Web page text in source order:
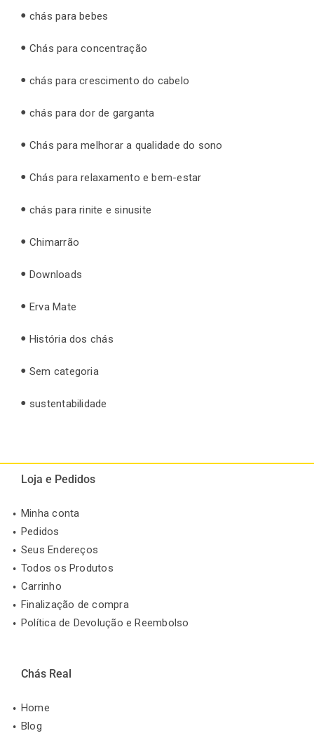
chás para bebes
Chás para concentração
chás para crescimento do cabelo
chás para dor de garganta
Chás para melhorar a qualidade do sono
Chás para relaxamento e bem-estar
chás para rinite e sinusite
Chimarrão
Downloads
Erva Mate
História dos chás
Sem categoria
sustentabilidade
Loja e Pedidos
Minha conta
Pedidos
Seus Endereços
Todos os Produtos
Carrinho
Finalização de compra
Política de Devolução e Reembolso
Chás Real
Home
Blog